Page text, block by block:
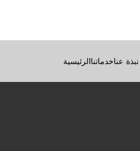
الرئيسيةخدماتنانبذة عنا